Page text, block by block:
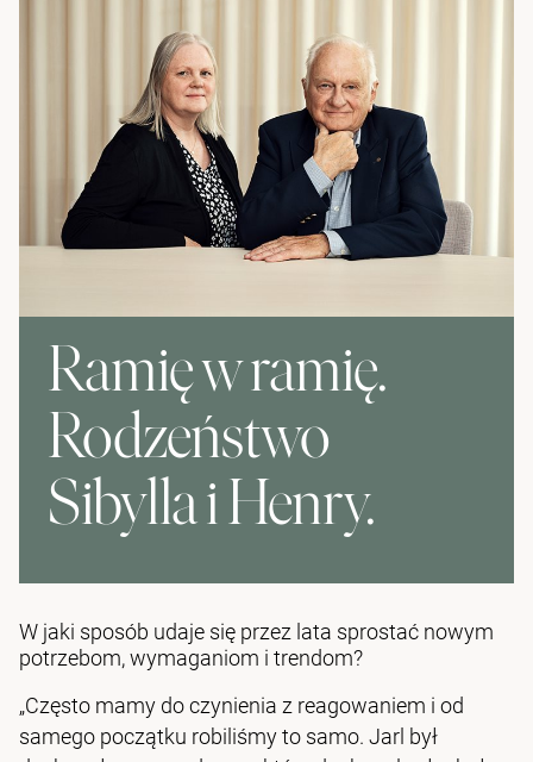
Ramię w ramię.
Rodzeństwo
Sibylla i Henry.
W jaki sposób udaje się przez lata sprostać nowym
potrzebom, wymaganiom i trendom?
„Często mamy do czynienia z reagowaniem i od
samego początku robiliśmy to samo. Jarl był